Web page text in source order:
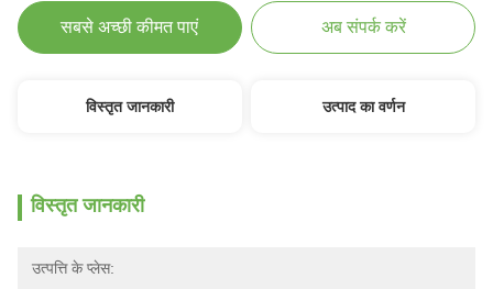
सबसे अच्छी कीमत पाएं अब संपर्क करें
विस्तृत जानकारी उत्पाद का वर्णन
विस्तृत जानकारी
उत्पत्ति के प्लेस: